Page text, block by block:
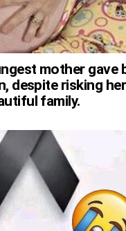
mother gave
despite risking
family.